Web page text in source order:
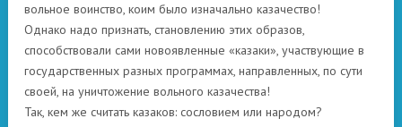
вольное воинство, коим было изначально казачество!
Однако надо признать, становлению этих образов,
способствовали сами новоявленные «казаки», участвующие в
государственных разных программах, направленных, по сути
своей, на уничтожение вольного казачества!
Так, кем же считать казаков: сословием или народом?